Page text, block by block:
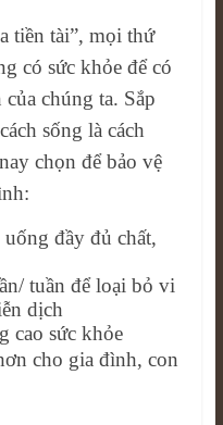
tiền tài”, mọi thứ
có sức khỏe để có
chúng ta. Sắp
sống là cách
chọn để bảo vệ
đầy đủ chất,
tuần để loại bỏ vi
dịch
cao sức khỏe
cho gia đình, con